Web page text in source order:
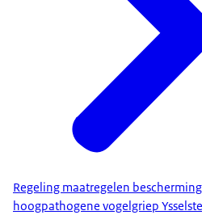
Regeling maatregelen
hoogpathogene vogelgriep